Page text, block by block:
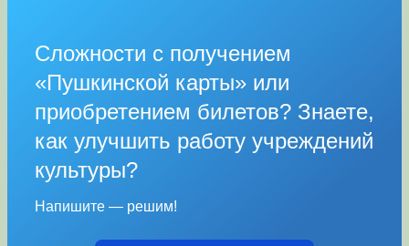
Сложности с получением
«Пушкинской карты» или
приобретением билетов? Знаете,
как улучшить работу учреждений
культуры?
Напишите — решим!